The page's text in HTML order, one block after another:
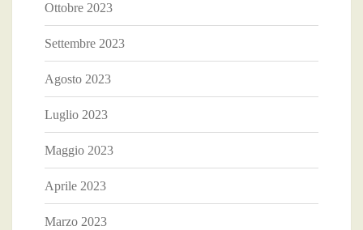
Ottobre 2023
Settembre 2023
Agosto 2023
Luglio 2023
Maggio 2023
Aprile 2023
Marzo 2023